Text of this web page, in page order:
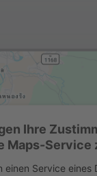
Ihre
Maps-Service
einen Service eines